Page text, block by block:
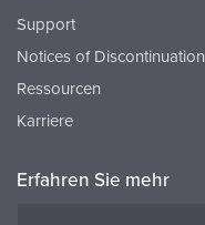
Support
Notices of Discontinuation
Ressourcen
Karriere
Erfahren Sie mehr